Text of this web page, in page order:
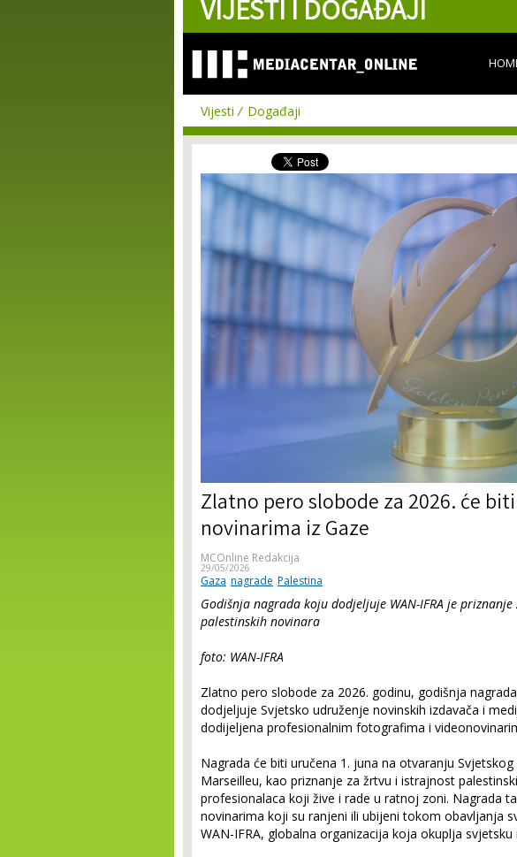
VIJESTI I DOGAĐAJI
Vijesti Događaji
Zlatno pero slobode za 2026. će
novinarima iz Gaze
MCOnline Redakcija
29/05/2026
Gaza nagrade Palestina
Godišnja nagrada koju dodjeljuje WAN-IFRA je
palestinskih novinara
foto: WAN-IFRA
Zlatno pero slobode za 2026. godinu, godišnja
dodjeljuje Svjetsko udruženje novinskih izdavača i
dodijeljena profesionalnim fotografima i
Nagrada će biti uručena 1. juna na otvaranju
Marseilleu, kao priznanje za žrtvu i istrajnost
profesionalaca koji žive i rade u ratnoj zoni. Nagrada
novinarima koji su ranjeni ili ubijeni tokom obavljanja
WAN-IFRA, globalna organizacija koja okuplja